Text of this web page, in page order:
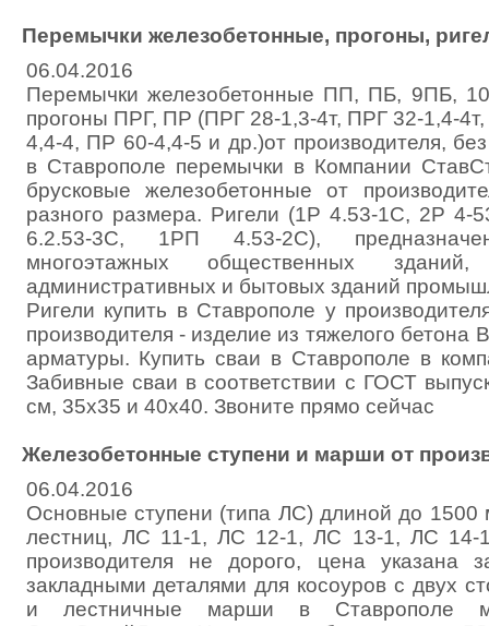
Перемычки железобетонные, прогоны,
06.04.2016
Перемычки железобетонные ПП, ПБ, 9ПБ,
прогоны ПРГ, ПР (ПРГ 28-1,3-4т, ПРГ 32-1,4-
4,4-4, ПР 60-4,4-5 и др.)от производителя,
в Ставрополе перемычки в Компании
брусковые железобетонные от
разного размера. Ригели (1Р 4.53-1С, 2Р
6.2.53-3С, 1РП 4.53-2С),
многоэтажных общественных зданий,
административных и бытовых зданий
Ригели купить в Ставрополе у
производителя - изделие из тяжелого бетона
арматуры. Купить сваи в Ставрополе в
Забивные сваи в соответствии с ГОСТ
см, 35х35 и 40х40. Звоните прямо сейчас
Железобетонные ступени и марши от
06.04.2016
Основные ступени (типа ЛС) длиной до 1500
лестниц, ЛС 11-1, ЛС 12-1, ЛС 13-1, ЛС 14-
производителя не дорого, цена
закладными деталями для косоуров с двух
и лестничные марши в Ставрополе